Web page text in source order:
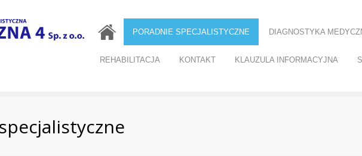
PORADNIE SPECJALISTYCZNE DIAGNOSTYKA
REHABILITACJA KONTAKT KLAUZULA INFORMACYJNA